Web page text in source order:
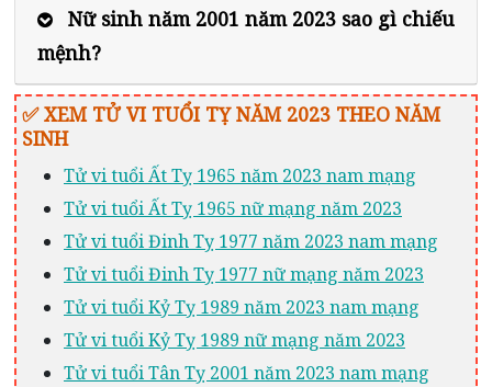
Nữ sinh năm 2001 năm 2023 sao gì chiếu
mệnh?
✅XEM TỬ VI TUỔI TỴ NĂM 2023 THEO NĂM
SINH
Tử vi tuổi Ất Tỵ 1965 năm 2023 nam mạng
Tử vi tuổi Ất Tỵ 1965 nữ mạng năm 2023
Tử vi tuổi Đinh Tỵ 1977 năm 2023 nam mạng
Tử vi tuổi Đinh Tỵ 1977 nữ mạng năm 2023
Tử vi tuổi Kỷ Tỵ 1989 năm 2023 nam mạng
Tử vi tuổi Kỷ Tỵ 1989 nữ mạng năm 2023
Tử vi tuổi Tân Tỵ 2001 năm 2023 nam mạng